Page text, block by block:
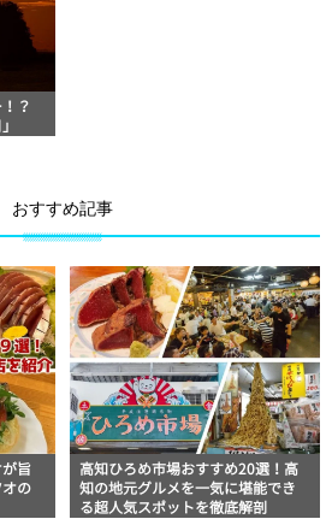
？
おすすめ記事
が旨
の
高知ひろめ市場おすすめ20選！高
知の地元グルメを一気に堪能でき
る超人気スポットを徹底解剖